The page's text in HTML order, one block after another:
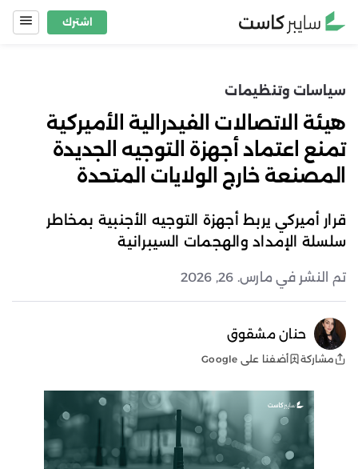
Skip
اشترك
سياسات وتنظيمات
هيئة الاتصالات الفيدرالية الأميركية
تمنع اعتماد أجهزة التوجيه الجديدة
المصنعة خارج الولايات المتحدة
قرار أميركي يربط أجهزة التوجيه الأجنبية بمخاطر
سلسلة الإمداد والهجمات السيبرانية
تم النشر في مارس. 26, 2026
حنان مشقوق
مشاركة أضفنا على Google